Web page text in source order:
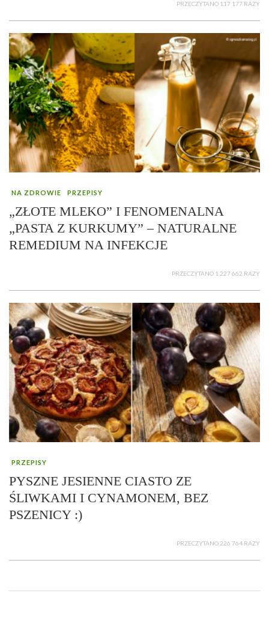
PRZECZYTANO 117 177 RAZY
NA ZDROWIE PRZEPISY
„ZŁOTE MLEKO” I FENOMENALNA
„PASTA Z KURKUMY” – NATURALNE
REMEDIUM NA INFEKCJE
PRZECZYTANO 1 227 662 RAZY
PRZEPISY
PYSZNE JESIENNE CIASTO ZE
ŚLIWKAMI I CYNAMONEM, BEZ
PSZENICY :)
PRZECZYTANO 226 764 RAZY